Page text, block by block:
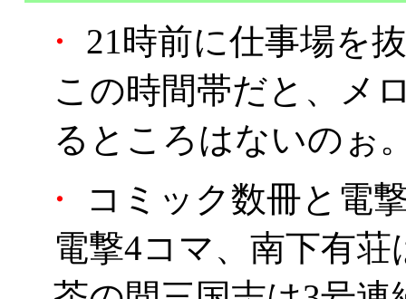
・
21時前に仕事場を
この時間帯だと、メ
るところはないのぉ
・
コミック数冊と電
電撃4コマ、南下有